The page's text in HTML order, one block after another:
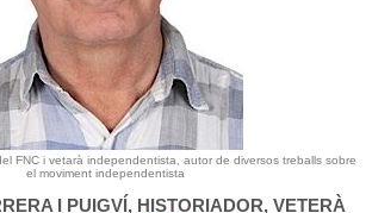
FNC i vetarà independentista, autor de diversos treballs sobre
el moviment independentista
I PUIGVÍ, HISTORIADOR, VETERÀ